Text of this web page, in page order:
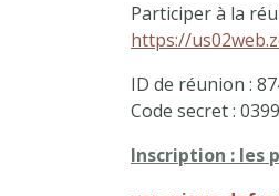
Participer à la
https://
ID de réunion :
Code secret :
Inscription : les